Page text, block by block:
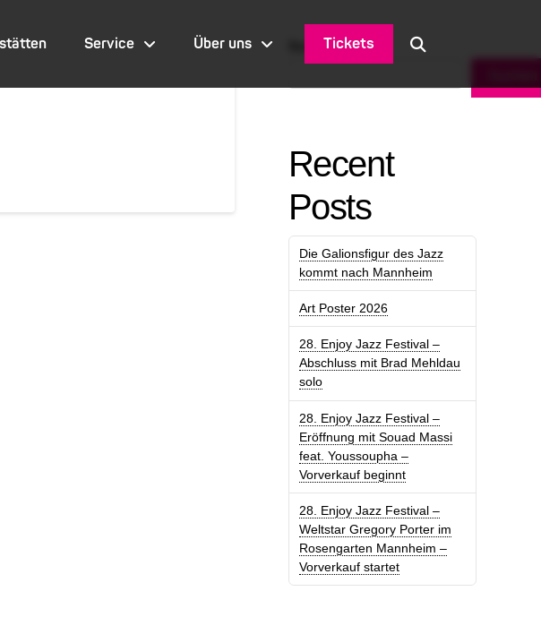
Service Über uns Tickets
Suchen
Recent
Posts
Die Galionsfigur des Jazz
kommt nach Mannheim
Art Poster 2026
28. Enjoy Jazz Festival –
Abschluss mit Brad Mehldau
solo
28. Enjoy Jazz Festival –
Eröffnung mit Souad Massi
feat. Youssoupha –
Vorverkauf beginnt
28. Enjoy Jazz Festival –
Weltstar Gregory Porter im
Rosengarten Mannheim –
Vorverkauf startet